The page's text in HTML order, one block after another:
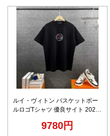
ルイ・ヴィトン バスケットボー
ルロゴTシャツ 優良サイト 2026
上質感 丁寧な縫製 高品質
9780円